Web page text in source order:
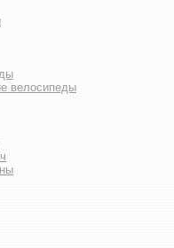
велосипеды